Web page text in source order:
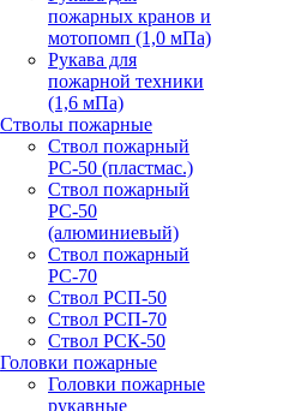
пожарных кранов и
мотопомп (1,0 мПа)
Рукава для
пожарной техники
(1,6 мПа)
Стволы пожарные
Ствол пожарный
РС-50 (пластмас.)
Ствол пожарный
РС-50
(алюминиевый)
Ствол пожарный
РС-70
Ствол РСП-50
Ствол РСП-70
Ствол РСК-50
Головки пожарные
Головки пожарные
рукавные